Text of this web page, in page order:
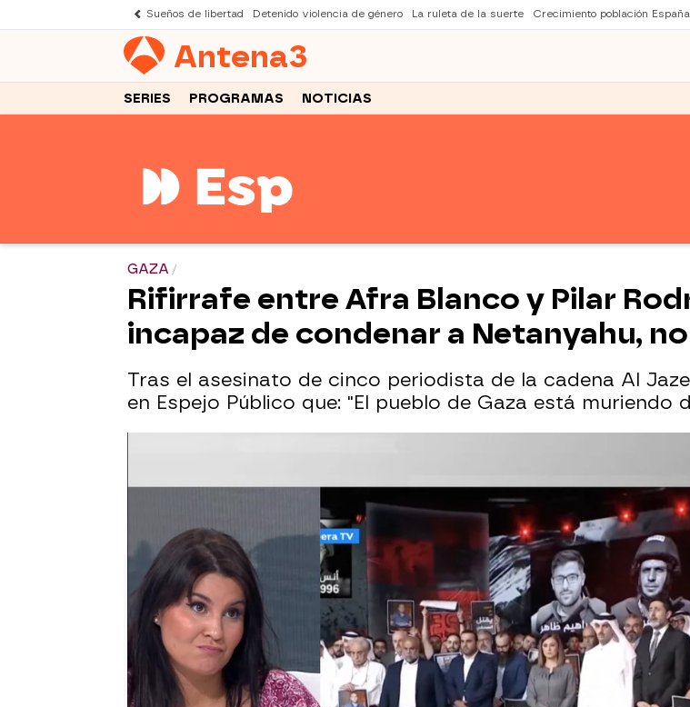
Sueños de libertad Detenido violencia de género La ruleta de la suerte Crecimiento población España
Antena3
SERIES PROGRAMAS NOTICIAS
GAZA
Rifirrafe entre Afra Blanco y Pilar
incapaz de condenar a Netanyahu,
Tras el asesinato de cinco periodista de la cadena Al
en Espejo Público que: "El pueblo de Gaza está
Pilar Rodríguez Losantos, sobre la gestión de los políticos en
mando para hacerse la foto"
Puedes ver el debate al completo, en ATRESPLAYER